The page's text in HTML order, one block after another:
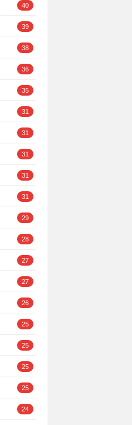
40
39
38
36
35
31
31
31
31
31
29
28
27
27
26
25
25
25
25
24